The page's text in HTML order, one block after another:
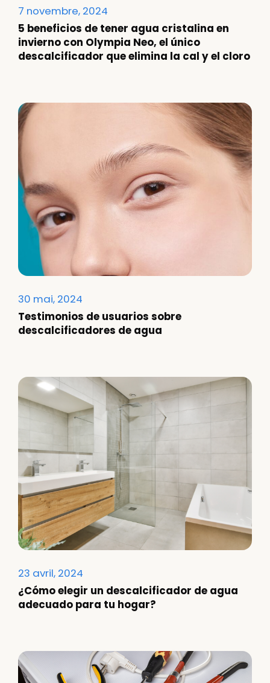
7 novembre, 2024
5 beneficios de tener agua cristalina en
invierno con Olympia Neo, el único
descalcificador que elimina la cal y el cloro
30 mai, 2024
Testimonios de usuarios sobre
descalcificadores de agua
23 avril, 2024
¿Cómo elegir un descalcificador de agua
adecuado para tu hogar?